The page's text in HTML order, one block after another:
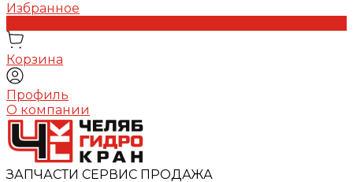
Избранное
Корзина
Профиль
О компании
ЗАПЧАСТИ СЕРВИС ПРОДАЖА